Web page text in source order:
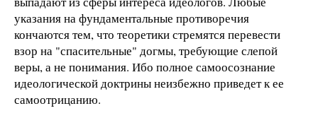
указания на фундаментальные противоречия
кончаются тем, что теоретики стремятся перевести
взор на "спасительные" догмы, требующие слепой
веры, а не понимания. Ибо полное самоосознание
идеологической доктрины неизбежно приведет к ее
самоотрицанию.